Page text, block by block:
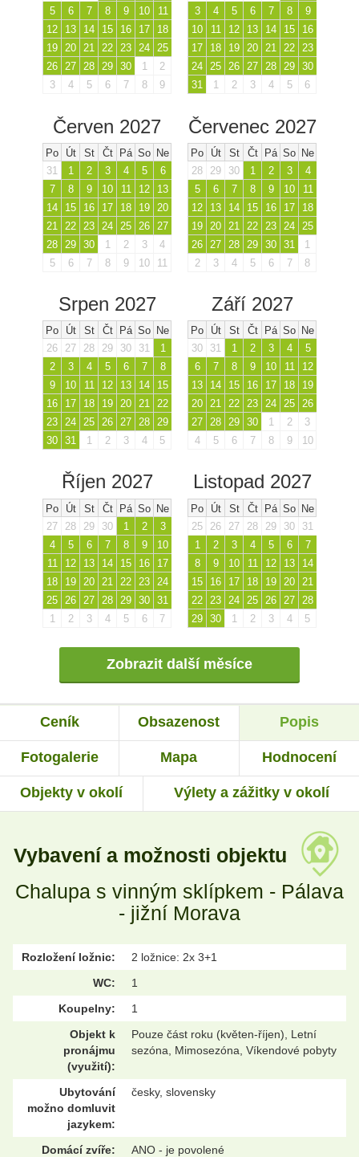
5
6 7 8 9 10
11
12
13 14 15 16 17
18
19 20 21 22 23 24 25
26 27 28 29 30 1
2
3
4 5 6 7 8 9
3
4 5 6 7 8
9
10
11 12 13 14 15
16
17
18 19 20 21 22 23
24 25 26 27 28 29 30
31
1 2 3 4 5 6
Červen 2027
Po Út St Čt Pá So Ne
31
1 2 3 4 5
6
7
8 9 10 11 12
13
14
15 16 17 18 19
20
21
22 23 24 25 26
27
28
29 30 1 2 3
4
5
6 7 8 9 10 11
Červenec 2027
Po Út St Čt Pá So Ne
28
29 30 1 2 3
4
5
6 7 8 9 10
11
12
13 14 15 16 17
18
19
20 21 22 23 24
25
26
27 28 29 30 31
1
2
3 4 5 6 7 8
Srpen 2027
Po Út St Čt Pá So Ne
26
27 28 29 30 31
1
2
3 4 5 6 7
8
9
10 11 12 13 14
15
16
17 18 19 20 21 22
23 24 25 26 27 28 29
30 31 1 2 3 4 5
Září 2027
Po Út St Čt Pá So Ne
30
31 1 2 3 4
5
6
7 8 9 10 11
12
13
14 15 16 17 18
19
20 21 22 23 24 25 26
27 28 29 30 1 2
3
4
5 6 7 8 9 10
Říjen 2027
Po Út St Čt Pá So Ne
27
28 29 30 1 2
3
4
5 6 7 8 9
10
11
12 13 14 15 16
17
18
19 20 21 22 23
24
25
26 27 28 29 30 31
1
2 3 4 5 6 7
Listopad 2027
Po Út St Čt Pá So Ne
25
26 27 28 29 30
31
1
2 3 4 5 6
7
8
9 10 11 12 13
14
15
16 17 18 19 20
21
22
23 24 25 26 27
28
29 30 1 2 3 4 5
Zobrazit další měsíce
Ceník Obsazenost Popis
Fotogalerie Mapa Hodnocení
Objekty v okolí Výlety a zážitky v okolí
Vybavení a možnosti objektu
Chalupa s vinným sklípkem - Pálava
- jižní Morava
Rozložení ložnic:
2 ložnice: 2x 3+1
WC:
1
Koupelny:
1
Objekt k
pronájmu
(využití):
Pouze část roku (květen-říjen), Letní
sezóna, Mimosezóna, Víkendové pobyty
Ubytování
možno domluvit
jazykem:
česky, slovensky
Domácí zvíře:
ANO - je povolené